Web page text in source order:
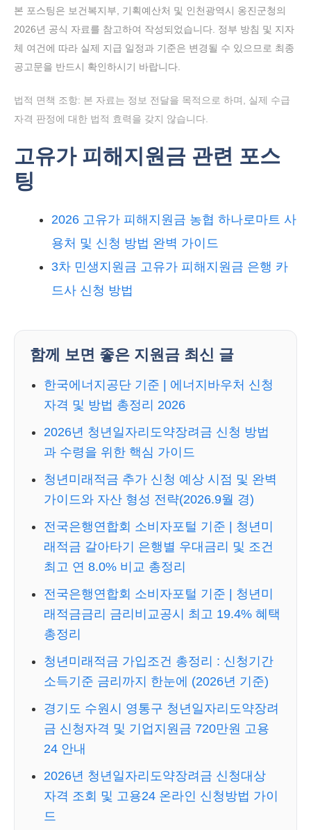
본 포스팅은 보건복지부, 기획예산처 및 인천광역시 옹진군청의
2026년 공식 자료를 참고하여 작성되었습니다. 정부 방침 및 지자
체 여건에 따라 실제 지급 일정과 기준은 변경될 수 있으므로 최종
공고문을 반드시 확인하시기 바랍니다.
법적 면책 조항: 본 자료는 정보 전달을 목적으로 하며, 실제 수급
자격 판정에 대한 법적 효력을 갖지 않습니다.
고유가 피해지원금 관련 포스
팅
2026 고유가 피해지원금 농협 하나로마트 사
용처 및 신청 방법 완벽 가이드
3차 민생지원금 고유가 피해지원금 은행 카
드사 신청 방법
함께 보면 좋은 지원금 최신 글
한국에너지공단 기준 | 에너지바우처 신청
자격 및 방법 총정리 2026
2026년 청년일자리도약장려금 신청 방법
과 수령을 위한 핵심 가이드
청년미래적금 추가 신청 예상 시점 및 완벽
가이드와 자산 형성 전략(2026.9월 경)
전국은행연합회 소비자포털 기준 | 청년미
래적금 갈아타기 은행별 우대금리 및 조건
최고 연 8.0% 비교 총정리
전국은행연합회 소비자포털 기준 | 청년미
래적금금리 금리비교공시 최고 19.4% 혜택
총정리
청년미래적금 가입조건 총정리 : 신청기간
소득기준 금리까지 한눈에 (2026년 기준)
경기도 수원시 영통구 청년일자리도약장려
금 신청자격 및 기업지원금 720만원 고용
24 안내
2026년 청년일자리도약장려금 신청대상
자격 조회 및 고용24 온라인 신청방법 가이
드